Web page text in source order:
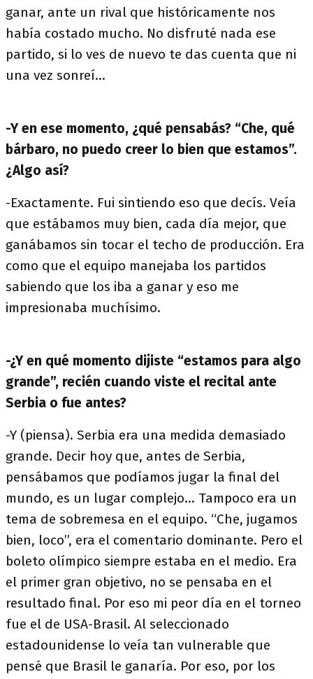
ganar, ante un rival que históricamente nos
había costado mucho. No disfruté nada ese
partido, si lo ves de nuevo te das cuenta que ni
una vez sonreí...
-Y en ese momento, ¿qué pensabás? “Che, qué
bárbaro, no puedo creer lo bien que estamos”.
¿Algo así?
-Exactamente. Fui sintiendo eso que decís. Veía
que estábamos muy bien, cada día mejor, que
ganábamos sin tocar el techo de producción. Era
como que el equipo manejaba los partidos
sabiendo que los iba a ganar y eso me
impresionaba muchísimo.
-¿Y en qué momento dijiste “estamos para algo
grande”, recién cuando viste el recital ante
Serbia o fue antes?
-Y (piensa). Serbia era una medida demasiado
grande. Decir hoy que, antes de Serbia,
pensábamos que podíamos jugar la final del
mundo, es un lugar complejo… Tampoco era un
tema de sobremesa en el equipo. “Che, jugamos
bien, loco”, era el comentario dominante. Pero el
boleto olímpico siempre estaba en el medio. Era
el primer gran objetivo, no se pensaba en el
resultado final. Por eso mi peor día en el torneo
fue el de USA-Brasil. Al seleccionado
estadounidense lo veía tan vulnerable que
pensé que Brasil le ganaría. Por eso, por los